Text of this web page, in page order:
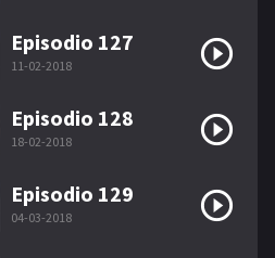
Episodio 127
11-02-2018
Episodio 128
18-02-2018
Episodio 129
04-03-2018